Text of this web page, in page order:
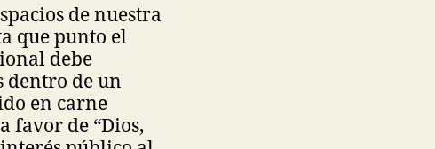
de nuestra
que punto el
debe
dentro de un
en carne
favor de “Dios,